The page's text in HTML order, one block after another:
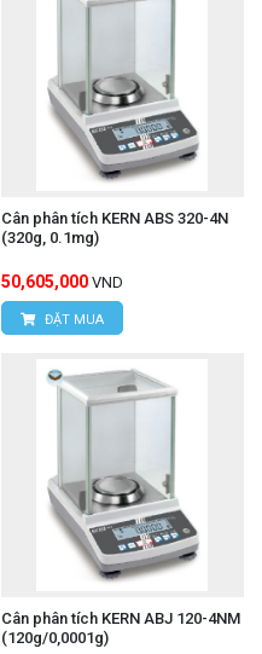
Cân phân tích KERN ABS 320-4N
(320g, 0.1mg)
50,605,000 VND
ĐẶT MUA
Cân phân tích KERN ABJ 120-4NM
(120g/0,0001g)